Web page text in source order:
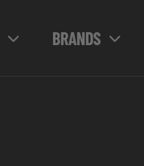
BRANDS